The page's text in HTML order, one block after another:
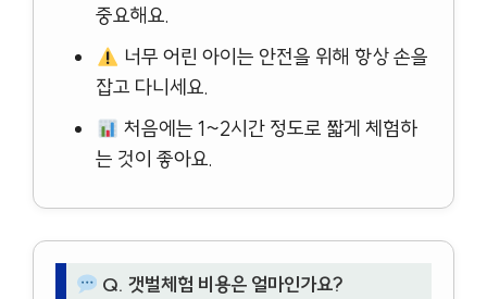
중요해요.
너무 어린 아이는 안전을 위해 항상 손을
잡고 다니세요.
처음에는 1~2시간 정도로 짧게 체험하
는 것이 좋아요.
Q. 갯벌체험 비용은 얼마인가요?